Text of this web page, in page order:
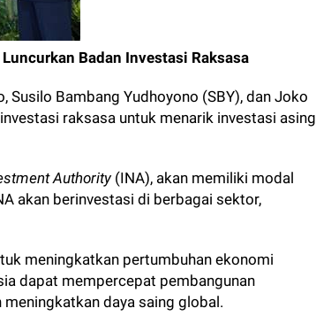
Badan Investasi Raksasa
Bambang Yudhoyono (SBY), dan Joko
raksasa untuk menarik investasi asing
Authority(INA), akan memiliki modal
akan berinvestasi di berbagai sektor,
meningkatkan pertumbuhan ekonomi
dapat mempercepat pembangunan
daya saing global.